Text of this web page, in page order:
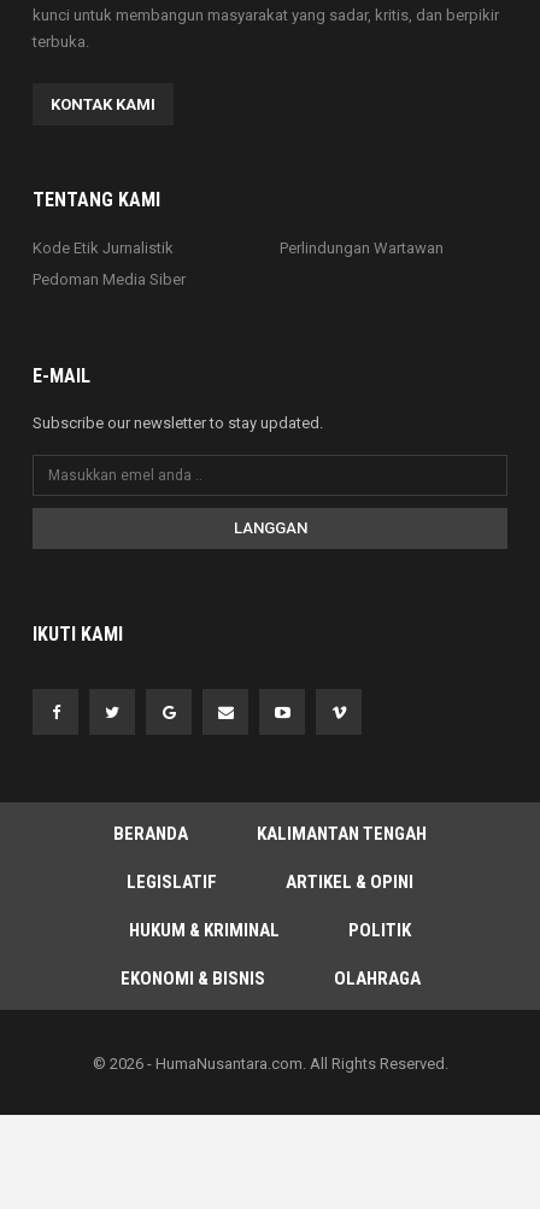
kunci untuk membangun masyarakat yang sadar, kritis, dan berpikir
terbuka.
KONTAK KAMI
TENTANG KAMI
Kode Etik Jurnalistik
Pedoman Media Siber
Perlindungan Wartawan
E-MAIL
Subscribe our newsletter to stay updated.
LANGGAN
IKUTI KAMI
BERANDA KALIMANTAN TENGAH
LEGISLATIF ARTIKEL & OPINI
HUKUM & KRIMINAL POLITIK
EKONOMI & BISNIS OLAHRAGA
© 2026 - HumaNusantara.com. All Rights Reserved.